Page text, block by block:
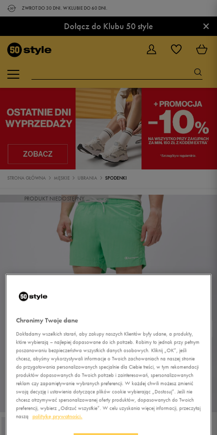
ZWROT DO 30 DNI. W KLUBIE DO 60 DNI.
Dołącz do Klubu 50 style ×
STRONA GŁÓWNA MĘSKIE UBRANIA SPODENKI
PRODUKT NIEDOSTĘPNY
Chronimy Twoje dane
Dokładamy wszelkich starań, aby zakupy naszych Klientów były udane, a produkty,
które wybierają – najlepiej dopasowane do ich potrzeb. Robimy to jednak przy pełnym
poszanowaniu bezpieczeństwa wszystkich danych osobowych. Kliknij „OK”, jeśli
chcesz, abyśmy wykorzystywali informacje o Twoich zachowaniach na naszej stronie
do przygotowania personalizowanych specjalnie dla Ciebie treści, w tym rekomendacji
produktów dopasowanych do Twoich potrzeb i zainteresowań, spersonalizowanych
reklam czy zapamiętywanie wybranych preferencji. W każdej chwili możesz zmienić
swoją decyzję i ustawienia dotyczące plików cookie wybierając „Dostosuj”. Jeśli nie
chcesz otrzymywać spersonalizowanej oferty produktów, dopasowanych do Twoich
preferencji, wybierz „Odrzuć wszystkie”. W celu uzyskania więcej informacji, przeczytaj
naszą
politykę prywatności.